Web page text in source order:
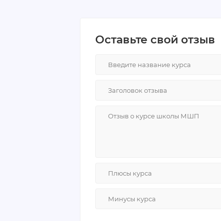
месте, сопровождаются
помочь. Благодаря курсам я
обработки изображений.
не выявила.
Оставьте свой отзыв